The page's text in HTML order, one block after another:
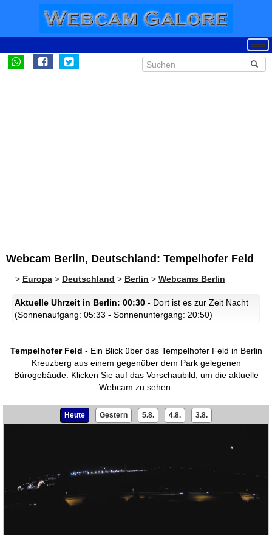
Webcam Berlin, Deutschland: Tempelhofer Feld
> Europa > Deutschland > Berlin > Webcams Berlin
Aktuelle Uhrzeit in Berlin: 00:30 - Dort ist es zur Zeit Nacht
(Sonnenaufgang: 05:33 - Sonnenuntergang: 20:50)
Tempelhofer Feld - Ein Blick über das Tempelhofer Feld in Berlin
Kreuzberg aus einem gegenüber dem Park gelegenen
Bürogebäude. Klicken Sie auf das Vorschaubild, um die aktuelle
Webcam zu sehen.
Heute Gestern 5.8. 4.8. 3.8.